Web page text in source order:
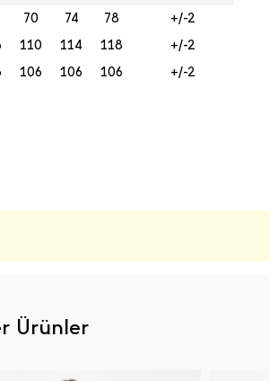
70 74 78
+/-2
110 114 118
+/-2
106 106 106 +/-2
Ürünler